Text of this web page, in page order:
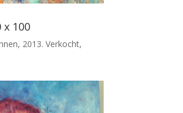
100
2013. Verkocht,